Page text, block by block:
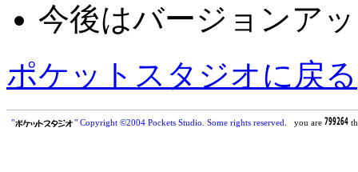
今後はバージョンア
ポケットスタジオに戻る
" " Copyright ©2004 Pockets Studio. Some rights reserved. you are